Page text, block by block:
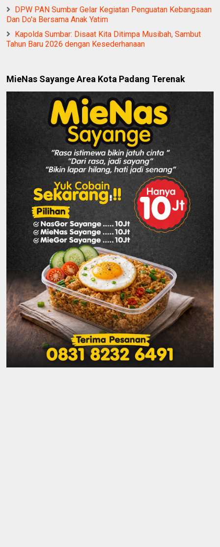
DPW PAN Sumbar Gelar Kegiatan Penguatan Kebangsaan
Dan Do'a Bersama Anak Yatim
Kapolda Sumbar: Disaat Kita Ditimpa Musibah, Sambut
Tahun Baru 2026 dengan Kesederhanaan
MieNas Sayange Area Kota Padang Terenak